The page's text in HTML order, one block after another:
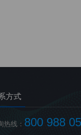
方式
热线： 800 988